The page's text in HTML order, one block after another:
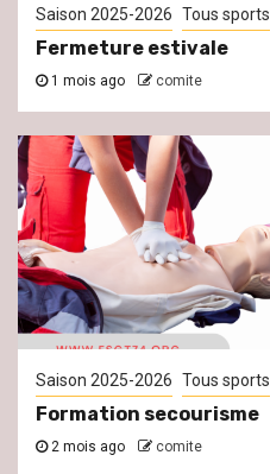
Saison 2025-2026 Tous sports
Fermeture estivale
1 mois ago comite
Saison 2025-2026 Tous sports
Formation secourisme
2 mois ago comite